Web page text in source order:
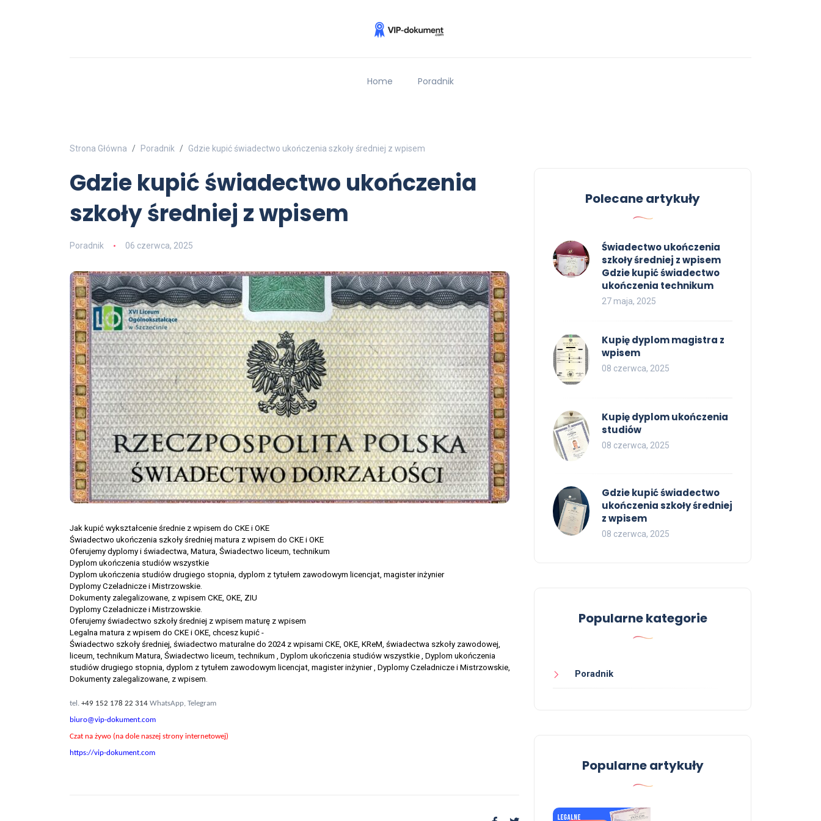
Home Poradnik
Strona Główna Poradnik Gdzie kupić świadectwo ukończenia szkoły średniej z wpisem
Gdzie kupić świadectwo ukończenia
szkoły średniej z wpisem
Poradnik 06 czerwca, 2025
Jak kupić wykształcenie średnie z wpisem do CKE i OKE
Świadectwo ukończenia szkoły średniej matura z wpisem do CKE i OKE
Oferujemy dyplomy i świadectwa, Matura, Świadectwo liceum, technikum
Dyplom ukończenia studiów wszystkie
Dyplom ukończenia studiów drugiego stopnia, dyplom z tytułem zawodowym licencjat, magister inżynier
Dyplomy Czeladnicze i Mistrzowskie.
Dokumenty zalegalizowane, z wpisem CKE, OKE, ZIU
Dyplomy Czeladnicze i Mistrzowskie.
Oferujemy świadectwo szkoły średniej z wpisem maturę z wpisem
Legalna matura z wpisem do CKE i OKE, chcesz kupić -
Świadectwo szkoły średniej, świadectwo maturalne do 2024 z wpisami CKE, OKE, KReM, świadectwa szkoły zawodowej,
liceum, technikum Matura, Świadectwo liceum, technikum , Dyplom ukończenia studiów wszystkie , Dyplom ukończenia
studiów drugiego stopnia, dyplom z tytułem zawodowym licencjat, magister inżynier , Dyplomy Czeladnicze i Mistrzowskie,
Dokumenty zalegalizowane, z wpisem.
tel. +49 152 178 22 314 WhatsApp, Telegram
biuro@vip-dokument.com
Czat na żywo (na dole naszej strony internetowej)
https://vip-dokument.com
Polecane artykuły
Świadectwo ukończenia
szkoły średniej z wpisem
Gdzie kupić świadectwo
ukończenia technikum
27 maja, 2025
Kupię dyplom magistra z
wpisem
08 czerwca, 2025
Kupię dyplom ukończenia
studiów
08 czerwca, 2025
Gdzie kupić świadectwo
ukończenia szkoły średniej
z wpisem
08 czerwca, 2025
Popularne kategorie
Poradnik
Popularne artykuły